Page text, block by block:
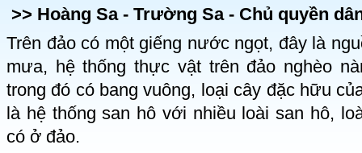
>> Hoàng Sa - Trường Sa - Chủ quyền
Trên đảo có một giếng nước ngọt, đây là
mưa, hệ thống thực vật trên đảo nghèo
trong đó có bang vuông, loại cây đặc hữu
là hệ thống san hô với nhiều loài san hô,
có ở đảo.